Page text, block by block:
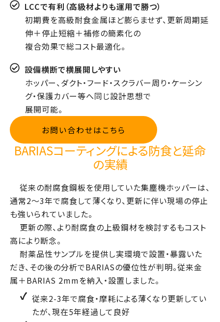
LCCで有利（高級材よりも運用で勝つ）
初期費を高級耐食金属ほど膨らませず、更新周期延
伸＋停止短縮＋補修の簡素化の
複合効果で総コスト最適化。
設備横断で横展開しやすい
ホッパー、ダクト・フード・スクラバー周り・ケーシン
グ・保護カバー等へ同じ設計思想で
展開可能。
お問い合わせはこちら
BARIASコーティングによる防食と延命
の実績
従来の耐腐食鋼板を使用していた集塵機ホッパーは、
通常2〜3年で腐食して薄くなり、更新に伴い現場の停止
も強いられていました。
更新の際、より耐腐食の上級鋼材を検討するもコスト
高により断念。
耐薬品性サンプルを提供し実環境で設置・暴露いた
だき、その後の分析でBARIASの優位性が判明。従来金
属＋BARIAS 2mmを納入・設置しました。
従来2-3年で腐食・摩耗による薄くなり更新してい
たが、現在5年経過して良好